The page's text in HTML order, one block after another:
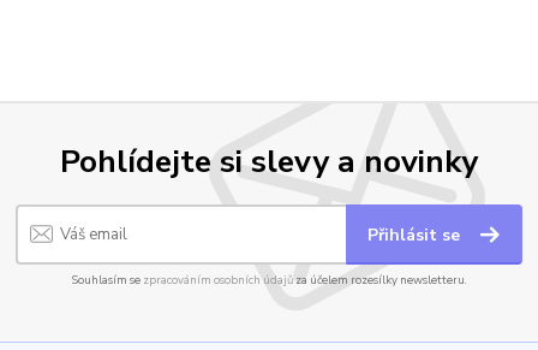
Pohlídejte si slevy a novinky
Přihlásit se
Souhlasím se zpracováním osobních údajůza účelem rozesílky newsletteru.